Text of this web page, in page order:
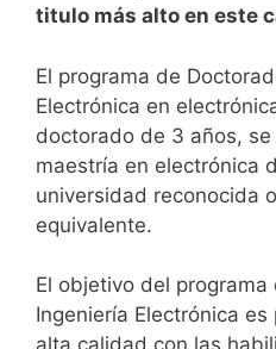
titulo más alto en este
El programa de
Electrónica en
doctorado de 3 años,
maestría en electrónica
universidad reconocida
equivalente.
El objetivo del
Ingeniería Electrónica